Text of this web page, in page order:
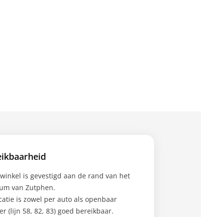
is gevestigd aan de rand van het
van Zutphen.
is zowel per auto als openbaar
(lijn 58, 82, 83) goed bereikbaar.